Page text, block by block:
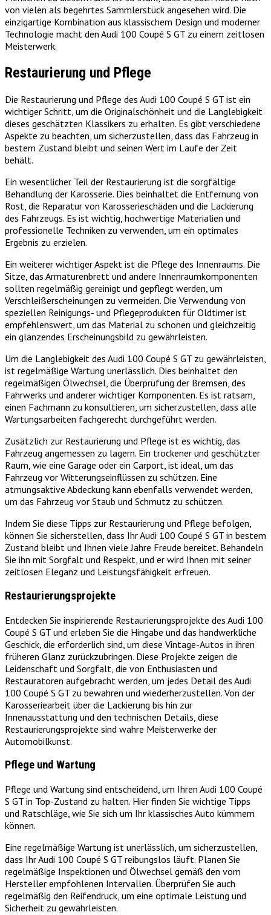
von vielen als begehrtes Sammlerstück angesehen wird. Die
einzigartige Kombination aus klassischem Design und moderner
Technologie macht den Audi 100 Coupé S GT zu einem zeitlosen
Meisterwerk.
Restaurierung und Pflege
Die Restaurierung und Pflege des Audi 100 Coupé S GT ist ein
wichtiger Schritt, um die Originalschönheit und die Langlebigkeit
dieses geschätzten Klassikers zu erhalten. Es gibt verschiedene
Aspekte zu beachten, um sicherzustellen, dass das Fahrzeug in
bestem Zustand bleibt und seinen Wert im Laufe der Zeit
behält.
Ein wesentlicher Teil der Restaurierung ist die sorgfältige
Behandlung der Karosserie. Dies beinhaltet die Entfernung von
Rost, die Reparatur von Karosserieschäden und die Lackierung
des Fahrzeugs. Es ist wichtig, hochwertige Materialien und
professionelle Techniken zu verwenden, um ein optimales
Ergebnis zu erzielen.
Ein weiterer wichtiger Aspekt ist die Pflege des Innenraums. Die
Sitze, das Armaturenbrett und andere Innenraumkomponenten
sollten regelmäßig gereinigt und gepflegt werden, um
Verschleißerscheinungen zu vermeiden. Die Verwendung von
speziellen Reinigungs- und Pflegeprodukten für Oldtimer ist
empfehlenswert, um das Material zu schonen und gleichzeitig
ein glänzendes Erscheinungsbild zu gewährleisten.
Um die Langlebigkeit des Audi 100 Coupé S GT zu gewährleisten,
ist regelmäßige Wartung unerlässlich. Dies beinhaltet den
regelmäßigen Ölwechsel, die Überprüfung der Bremsen, des
Fahrwerks und anderer wichtiger Komponenten. Es ist ratsam,
einen Fachmann zu konsultieren, um sicherzustellen, dass alle
Wartungsarbeiten fachgerecht durchgeführt werden.
Zusätzlich zur Restaurierung und Pflege ist es wichtig, das
Fahrzeug angemessen zu lagern. Ein trockener und geschützter
Raum, wie eine Garage oder ein Carport, ist ideal, um das
Fahrzeug vor Witterungseinflüssen zu schützen. Eine
atmungsaktive Abdeckung kann ebenfalls verwendet werden,
um das Fahrzeug vor Staub und Schmutz zu schützen.
Indem Sie diese Tipps zur Restaurierung und Pflege befolgen,
können Sie sicherstellen, dass Ihr Audi 100 Coupé S GT in bestem
Zustand bleibt und Ihnen viele Jahre Freude bereitet. Behandeln
Sie ihn mit Sorgfalt und Respekt, und er wird Ihnen mit seiner
zeitlosen Eleganz und Leistungsfähigkeit erfreuen.
Restaurierungsprojekte
Entdecken Sie inspirierende Restaurierungsprojekte des Audi 100
Coupé S GT und erleben Sie die Hingabe und das handwerkliche
Geschick, die erforderlich sind, um diese Vintage-Autos in ihren
früheren Glanz zurückzubringen. Diese Projekte zeigen die
Leidenschaft und Sorgfalt, die von Enthusiasten und
Restauratoren aufgebracht werden, um jedes Detail des Audi
100 Coupé S GT zu bewahren und wiederherzustellen. Von der
Karosseriearbeit über die Lackierung bis hin zur
Innenausstattung und den technischen Details, diese
Restaurierungsprojekte sind wahre Meisterwerke der
Automobilkunst.
Pflege und Wartung
Pflege und Wartung sind entscheidend, um Ihren Audi 100 Coupé
S GT in Top-Zustand zu halten. Hier finden Sie wichtige Tipps
und Ratschläge, wie Sie sich um Ihr klassisches Auto kümmern
können.
Eine regelmäßige Wartung ist unerlässlich, um sicherzustellen,
dass Ihr Audi 100 Coupé S GT reibungslos läuft. Planen Sie
regelmäßige Inspektionen und Ölwechsel gemäß den vom
Hersteller empfohlenen Intervallen. Überprüfen Sie auch
regelmäßig den Reifendruck, um eine optimale Leistung und
Sicherheit zu gewährleisten.